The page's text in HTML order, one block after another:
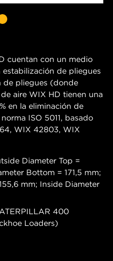
cuentan con un medio
de pliegues
de pliegues (donde
aire WIX HD tienen una
en la eliminación de
ISO 5011, basado
WIX 42803, WIX
Diameter Top =
Bottom = 171,5 mm;
mm; Inside Diameter
400
Loaders)